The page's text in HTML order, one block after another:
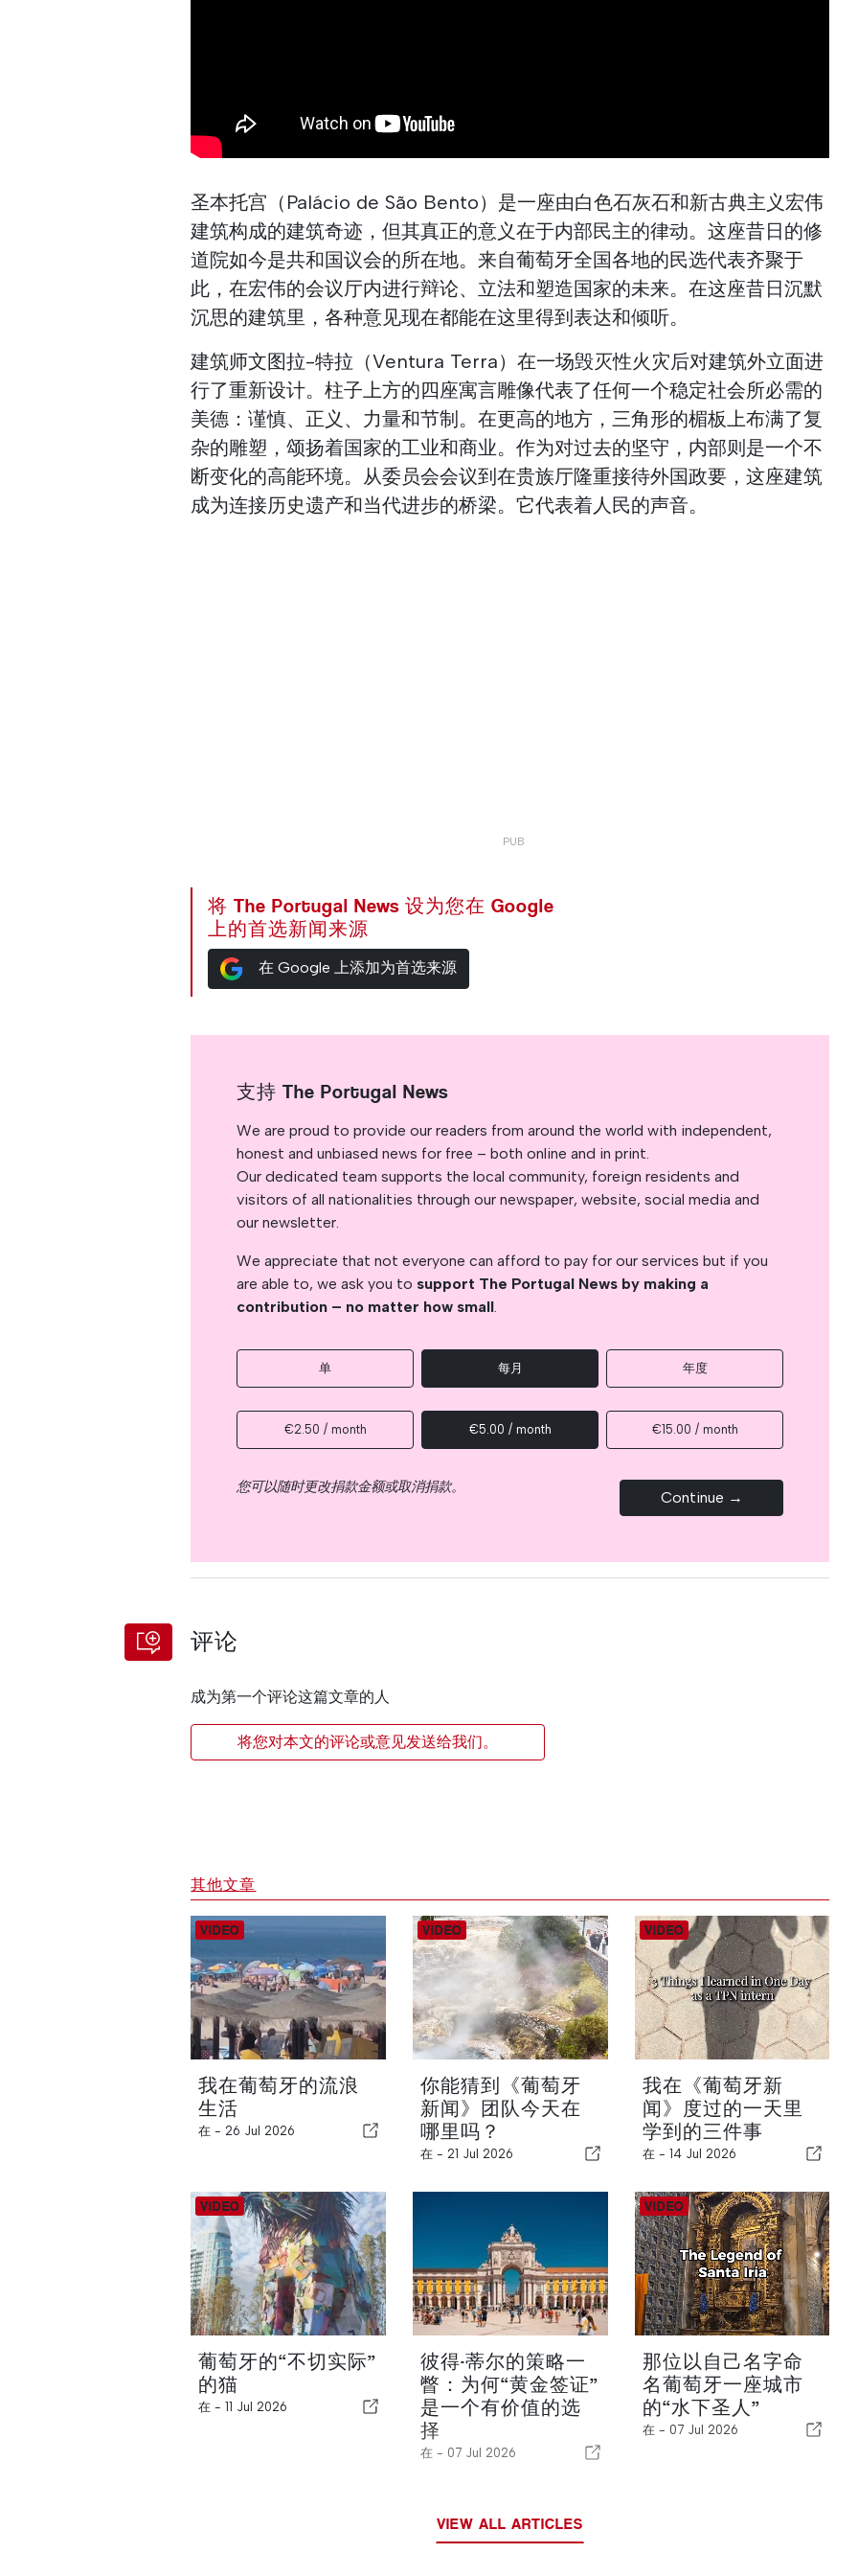
圣本托宫（Palácio de São Bento）是一座由白色石灰石和新古典主义宏伟
建筑构成的建筑奇迹，但其真正的意义在于内部民主的律动。这座昔日的修
道院如今是共和国议会的所在地。来自葡萄牙全国各地的民选代表齐聚于
此，在宏伟的会议厅内进行辩论、立法和塑造国家的未来。在这座昔日沉默
沉思的建筑里，各种意见现在都能在这里得到表达和倾听。
建筑师文图拉-特拉（Ventura Terra）在一场毁灭性火灾后对建筑外立面进
行了重新设计。柱子上方的四座寓言雕像代表了任何一个稳定社会所必需的
美德：谨慎、正义、力量和节制。在更高的地方，三角形的楣板上布满了复
杂的雕塑，颂扬着国家的工业和商业。作为对过去的坚守，内部则是一个不
断变化的高能环境。从委员会会议到在贵族厅隆重接待外国政要，这座建筑
成为连接历史遗产和当代进步的桥梁。它代表着人民的声音。
将 The Portugal News 设为您在 Google
上的首选新闻来源
在 Google 上添加为首选来源
支持 The Portugal News
We are proud to provide our readers from around the world with independent,
honest and unbiased news for free – both online and in print.
Our dedicated team supports the local community, foreign residents and
visitors of all nationalities through our newspaper, website, social media and
our newsletter.
We appreciate that not everyone can afford to pay for our services but if you
are able to, we ask you to support The Portugal News by making a
contribution – no matter how small.
单 每月 年度
€2.50 / month €5.00 / month €15.00 / month
您可以随时更改捐款金额或取消捐款。
Continue →
评论
成为第一个评论这篇文章的人
将您对本文的评论或意见发送给我们。
其他文章
我在葡萄牙的流浪
生活
在 - 26 Jul 2026
你能猜到《葡萄牙
新闻》团队今天在
哪里吗？
在 - 21 Jul 2026
我在《葡萄牙新
闻》度过的一天里
学到的三件事
在 - 14 Jul 2026
葡萄牙的“不切实际”
的猫
在 -11 Jul 2026
彼得·蒂尔的策略一
瞥：为何“黄金签证”
是一个有价值的选
择
在 - 07 Jul 2026
那位以自己名字命
名葡萄牙一座城市
的“水下圣人”
在 - 07 Jul 2026
VIEW ALL ARTICLES